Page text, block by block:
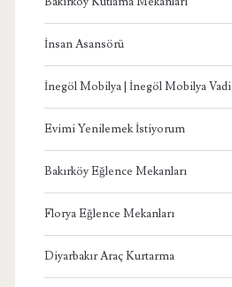
İnsan Asansörü
İnegöl Mobilya | İnegöl Mobilya Vadi
Evimi Yenilemek İstiyorum
Bakırköy Eğlence Mekanları
Florya Eğlence Mekanları
Diyarbakır Araç Kurtarma